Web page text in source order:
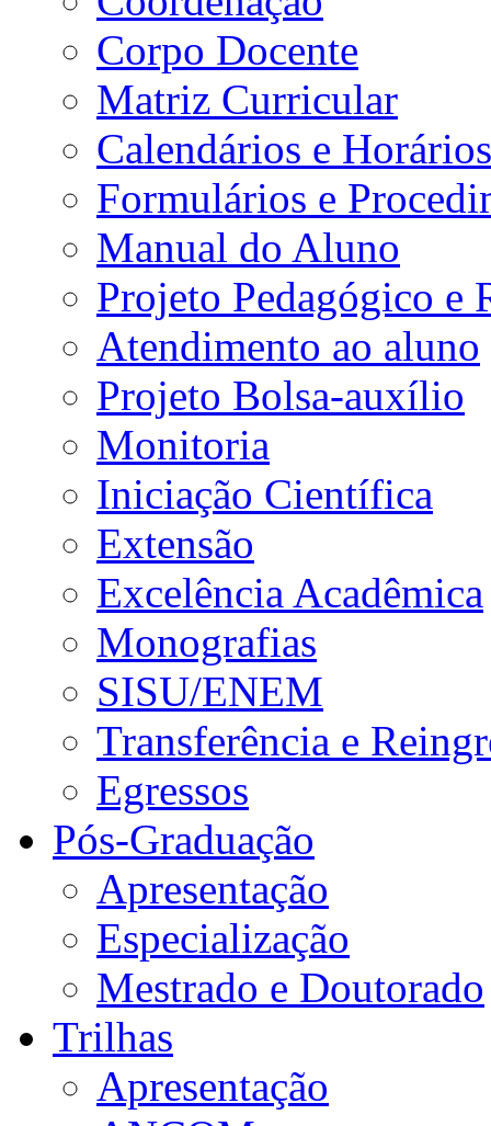
Corpo Docente
Matriz Curricular
Calendários e Horários
Formulários e
Manual do Aluno
Projeto Pedagógico e
Atendimento ao aluno
Projeto Bolsa-auxílio
Monitoria
Iniciação Científica
Extensão
Excelência Acadêmica
Monografias
SISU/ENEM
Transferência e
Egressos
Pós-Graduação
Apresentação
Especialização
Mestrado e Doutorado
Trilhas
Apresentação